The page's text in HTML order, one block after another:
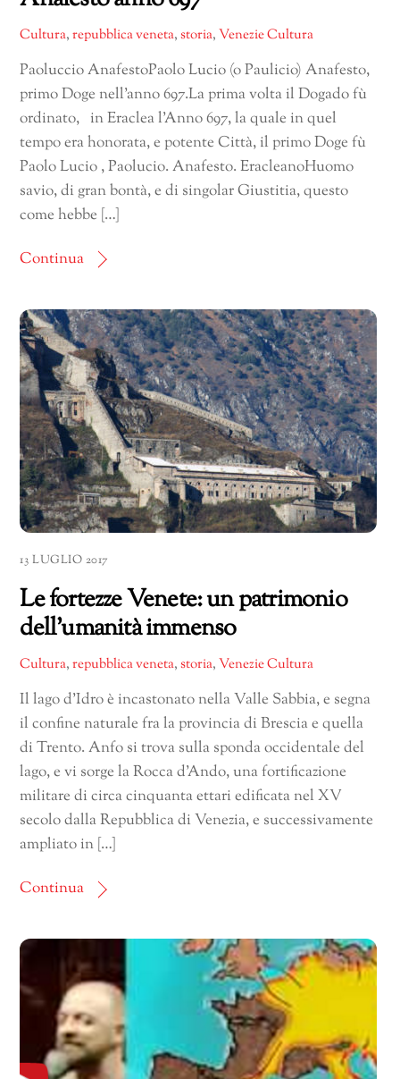
Cultura,repubblica veneta,storia,Venezie Cultura
Paoluccio AnafestoPaolo Lucio (o Paulicio) Anafesto,
primo Doge nell’anno 697.La prima volta il Dogado fù
ordinato, in Eraclea l’Anno 697, la quale in quel
tempo era honorata, e potente Città, il primo Doge fù
Paolo Lucio , Paolucio. Anafesto. EracleanoHuomo
savio, di gran bontà, e di singolar Giustitia, questo
come hebbe […]
Continua
13 LUGLIO 2017
Le fortezze Venete: un patrimonio
dell’umanità immenso
Cultura,repubblica veneta,storia,Venezie Cultura
Il lago d’Idro è incastonato nella Valle Sabbia, e segna
il confine naturale fra la provincia di Brescia e quella
di Trento. Anfo si trova sulla sponda occidentale del
lago, e vi sorge la Rocca d’Ando, una fortificazione
militare di circa cinquanta ettari edificata nel XV
secolo dalla Repubblica di Venezia, e successivamente
ampliato in […]
Continua